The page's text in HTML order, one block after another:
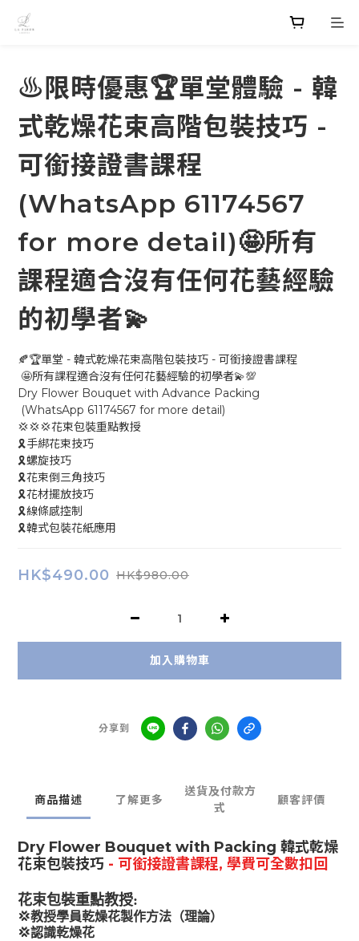
♨️限時優惠🏆單堂體驗 - 韓
式乾燥花束高階包裝技巧 -
可銜接證書課程
(WhatsApp 61174567
for more detail)🤩所有
課程適合沒有任何花藝經驗
的初學者💫
🍂🏆單堂 - 韓式乾燥花束高階包裝技巧 - 可銜接證書課程
🤩所有課程適合沒有任何花藝經驗的初學者💫💯
Dry Flower Bouquet with Advance Packing
(WhatsApp 61174567 for more detail)
💢💢💢花束包裝重點教授
🎗手綁花束技巧
🎗螺旋技巧
🎗花束倒三角技巧
🎗花材擺放技巧
🎗線條感控制
🎗韓式包裝花紙應用
HK$490.00 HK$980.00
加入購物車
分享到
商品描述 了解更多
送貨及付款方
式
顧客評價
Dry Flower Bouquet with Packing 韓式乾燥
花束包裝技巧 - 可銜接證書課程, 學費可全數扣回
花束包裝重點教授:
💢教授學員乾燥花製作方法（理論）
💢認識乾燥花